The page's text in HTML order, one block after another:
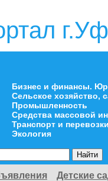
Бизнес и финансы.
Сельское хозяйство,
Промышленность
Средства массовой
Транспорт и перевозки
Экология
Детские